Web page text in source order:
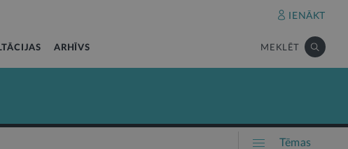
IENĀKT
ARHĪVS MEKLĒT
Tēmas